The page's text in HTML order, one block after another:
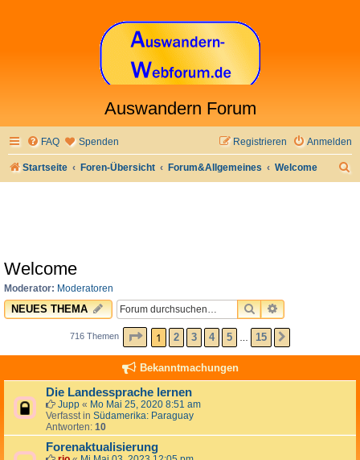
Auswandern Forum
FAQ Spenden Anmelden
Registrieren
Startseite Foren-Übersicht Forum&Allgemeines Welcome
Welcome
Moderator: Moderatoren
NEUES THEMA SUCHEERWEITERTE
716 Themen SEITE1 VON15
1 2 3 4 5 15
Bekanntmachungen
Die Landessprache lernen
Jupp « Mo Mai 25, 2020 8:51 am
Verfasst in Südamerika: Paraguay
Antworten: 10
Forenaktualisierung